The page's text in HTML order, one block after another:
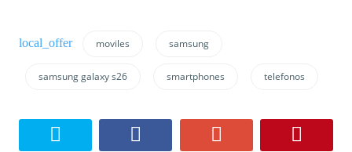
moviles samsung
samsung galaxy s26 smartphones telefonos